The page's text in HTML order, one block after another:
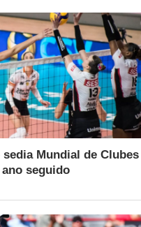
Mundial de Clubes
seguido